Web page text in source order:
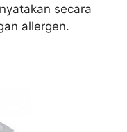
secara
allergen.